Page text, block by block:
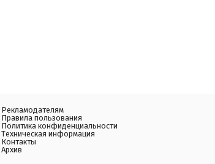
Рекламодателям
Правила пользования
Политика конфиденциальности
Техническая информация
Контакты
Архив